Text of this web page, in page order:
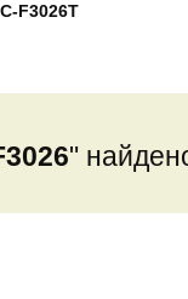
F3026T
"